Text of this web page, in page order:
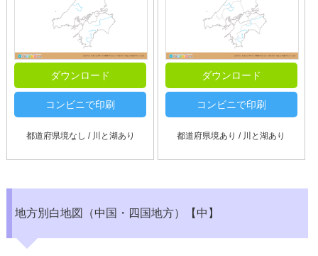
ダウンロード
コンビニで印刷
都道府県境なし / 川と湖あり
ダウンロード
コンビニで印刷
都道府県境あり / 川と湖あり
地方別白地図（中国・四国地方）【中】